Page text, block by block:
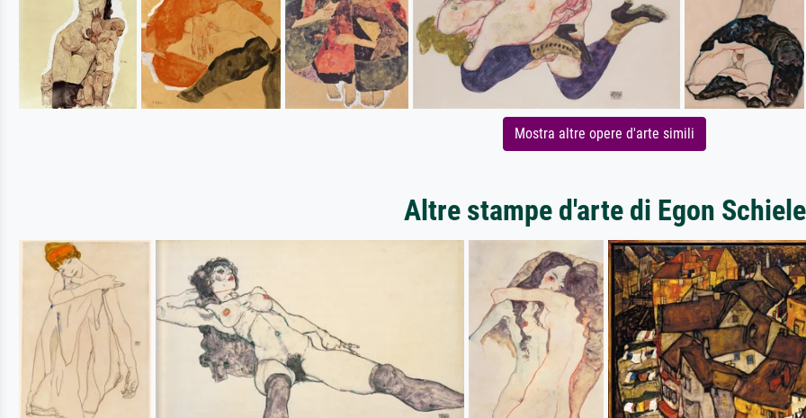
Mostra altre opere d'arte simili
Altre stampe d'arte di Egon Schiele